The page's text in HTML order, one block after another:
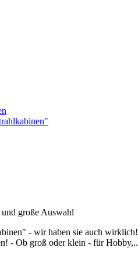
große Auswahl
- wir haben sie auch
- Ob groß oder klein - für